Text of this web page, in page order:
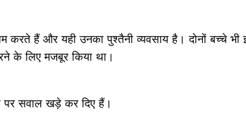
करते हैं और यही उनका पुश्तैनी व्यवसाय है। दोनों बच्चे भी
के लिए मजबूर किया था।
पर सवाल खड़े कर दिए हैं।